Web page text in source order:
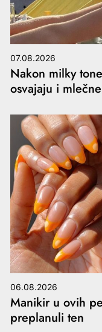
07.08.2026
Nakon milky
osvajaju i
06.08.2026
Manikir u ovih
preplanuli ten